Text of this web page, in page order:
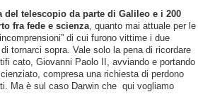
telescopio da parte di Galileo e i 200
fra fede e scienza , quanto mai attuale per le
di cui furono vittime i due
tornarci sopra. Vale solo la pena di ricordare
cato, Giovanni Paolo II, avviando e portando
compresa una richiesta di perdono
Ma è sul caso Darwin che qui vogliamo